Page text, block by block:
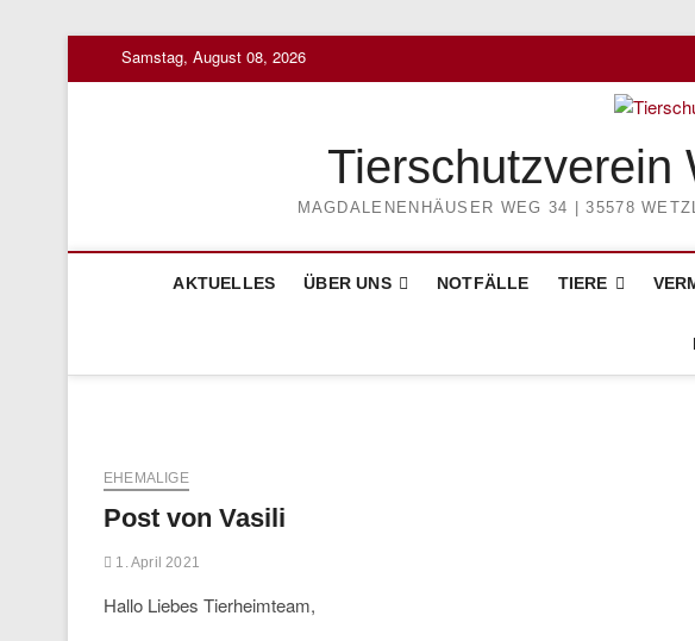
Samstag, August 08, 2026
Tierschutzverein
MAGDALENENHÄUSER WEG 34 | 35578
AKTUELLES ÜBER UNS NOTFÄLLE TIERE
EHEMALIGE
Post von Vasili
1. April 2021
Hallo Liebes Tierheimteam,